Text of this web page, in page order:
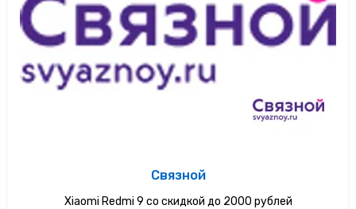
Связной
Xiaomi Redmi 9 со скидкой до 2000 рублей